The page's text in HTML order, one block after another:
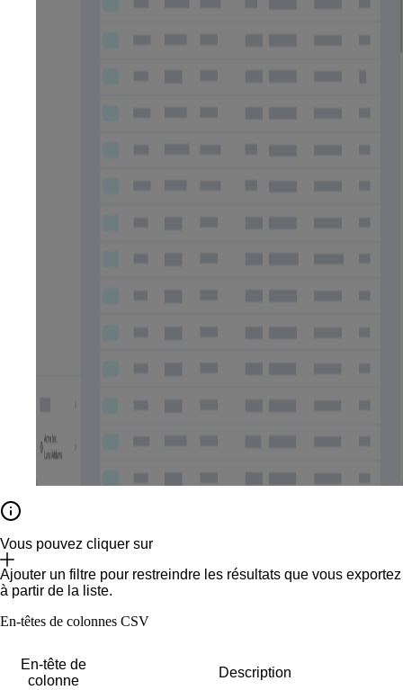
Vous pouvez cliquer sur
Ajouter un filtre pour restreindre les résultats que vous exportez
à partir de la liste.
En-têtes de colonnes CSV
En-tête de
colonne
Description